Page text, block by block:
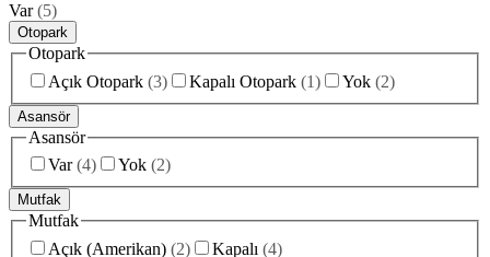
Var (5)
Otopark
Otopark
Açık Otopark (3) Kapalı Otopark (1) Yok (2)
Asansör
Asansör
Var (4) Yok (2)
Mutfak
Mutfak
Açık (Amerikan) (2) Kapalı (4)